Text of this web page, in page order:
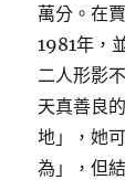
萬分。在
1981年，
二人形影
天真善良
地」，她
為」，但